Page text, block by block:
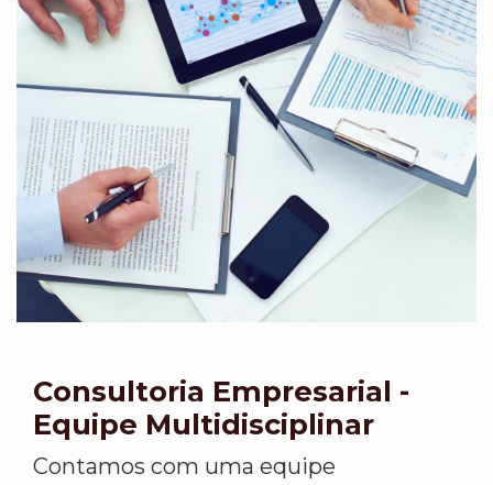
Consultoria Empresarial -
Equipe Multidisciplinar
Contamos com uma equipe